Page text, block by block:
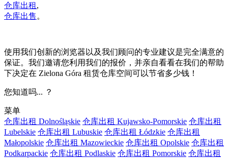
仓库出租 ,
仓库出售 。
使用我们创新的浏览器以及我们顾问的专业建议是完全满意的
保证。我们邀请您利用我们的报价，并亲自看看在我们的帮助
下决定在 Zielona Góra 租赁仓库空间可以节省多少钱！
您知道吗... ？
菜单
仓库出租 Dolnośląskie 仓库出租 Kujawsko-Pomorskie 仓库出租
Lubelskie 仓库出租 Lubuskie 仓库出租 Łódzkie 仓库出租
Małopolskie 仓库出租 Mazowieckie 仓库出租 Opolskie 仓库出租
Podkarpackie 仓库出租 Podlaskie 仓库出租 Pomorskie 仓库出租